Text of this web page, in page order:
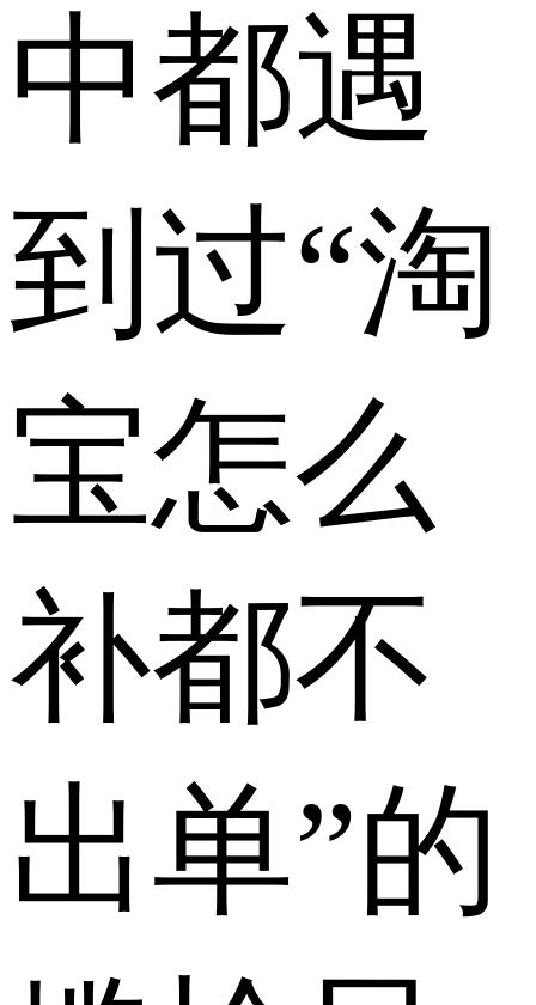
中都遇
到过“淘
宝怎么
补都不
出单”的